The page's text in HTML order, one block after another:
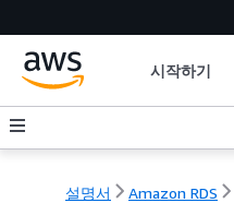
시작하기
설명서 Amazon RDS